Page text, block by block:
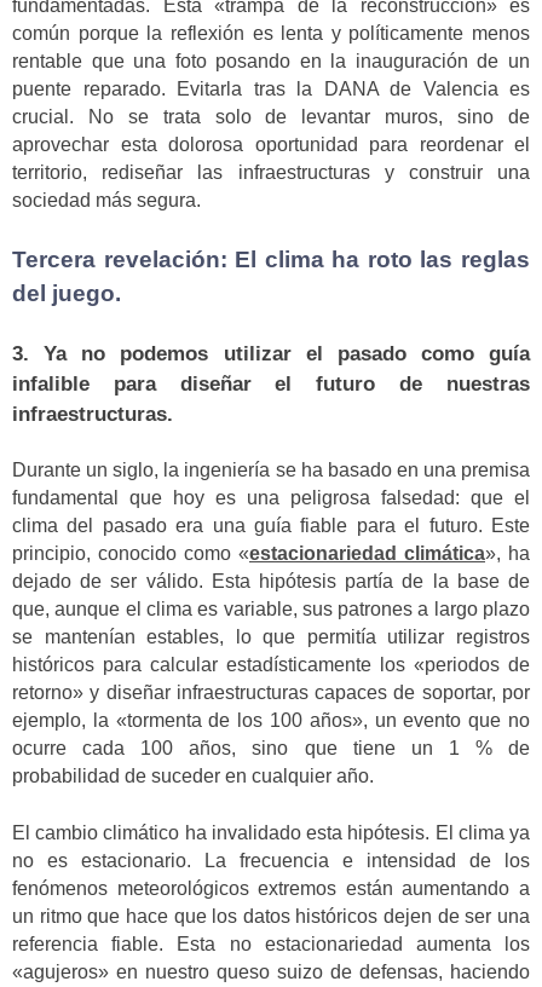
fundamentadas. Esta «trampa de la reconstrucción» es
común porque la reflexión es lenta y políticamente menos
rentable que una foto posando en la inauguración de un
puente reparado. Evitarla tras la DANA de Valencia es
crucial. No se trata solo de levantar muros, sino de
aprovechar esta dolorosa oportunidad para reordenar el
territorio, rediseñar las infraestructuras y construir una
sociedad más segura.
Tercera revelación: El clima ha roto las reglas
del juego.
3. Ya no podemos utilizar el pasado como guía
infalible para diseñar el futuro de nuestras
infraestructuras.
Durante un siglo, la ingeniería se ha basado en una premisa
fundamental que hoy es una peligrosa falsedad: que el
clima del pasado era una guía fiable para el futuro. Este
principio, conocido como «estacionariedad climática», ha
dejado de ser válido. Esta hipótesis partía de la base de
que, aunque el clima es variable, sus patrones a largo plazo
se mantenían estables, lo que permitía utilizar registros
históricos para calcular estadísticamente los «periodos de
retorno» y diseñar infraestructuras capaces de soportar, por
ejemplo, la «tormenta de los 100 años», un evento que no
ocurre cada 100 años, sino que tiene un 1 % de
probabilidad de suceder en cualquier año.
El cambio climático ha invalidado esta hipótesis. El clima ya
no es estacionario. La frecuencia e intensidad de los
fenómenos meteorológicos extremos están aumentando a
un ritmo que hace que los datos históricos dejen de ser una
referencia fiable. Esta no estacionariedad aumenta los
«agujeros» en nuestro queso suizo de defensas, haciendo